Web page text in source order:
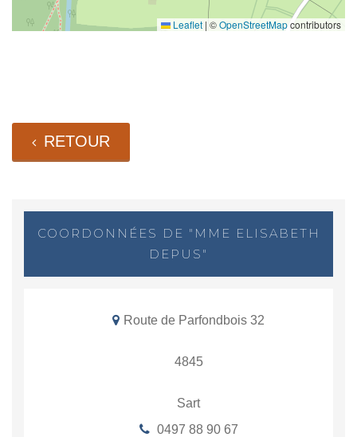
Leaflet | ©OpenStreetMapcontributors
RETOUR
COORDONNÉES DE "MME ELISABETH
DEPUS"
Route de Parfondbois 32
4845
Sart
0497 88 90 67